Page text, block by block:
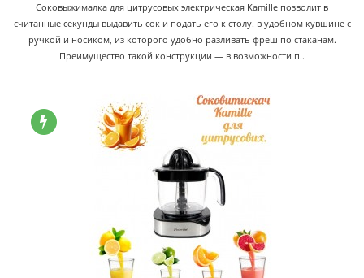
Соковыжималка для цитрусовых электрическая Kamille позволит в
считанные секунды выдавить сок и подать его к столу. в удобном кувшине с
ручкой и носиком, из которого удобно разливать фреш по стаканам.
Преимущество такой конструкции — в возможности п..